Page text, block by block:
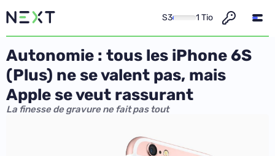
S3 1 Tio
Autonomie : tous les iPhone 6S
(Plus) ne se valent pas, mais
Apple se veut rassurant
La finesse de gravure ne fait pas tout